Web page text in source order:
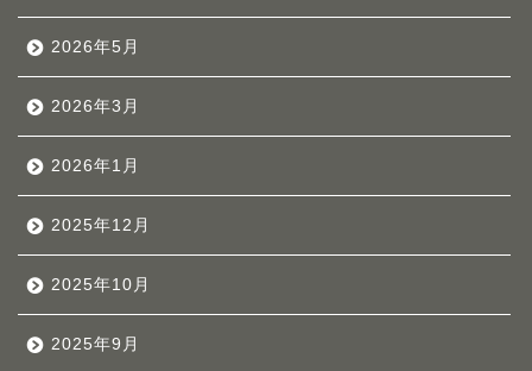
2026年5月
2026年3月
2026年1月
2025年12月
2025年10月
2025年9月